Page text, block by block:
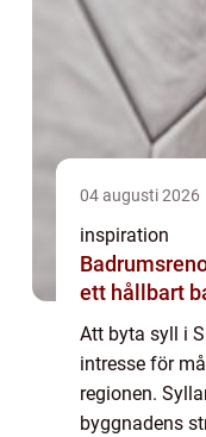
04 augusti 2026
inspiration
ett hållbart
Att byta syll i
intresse för
regionen.
byggnadens